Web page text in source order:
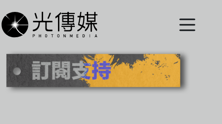
至
主
內